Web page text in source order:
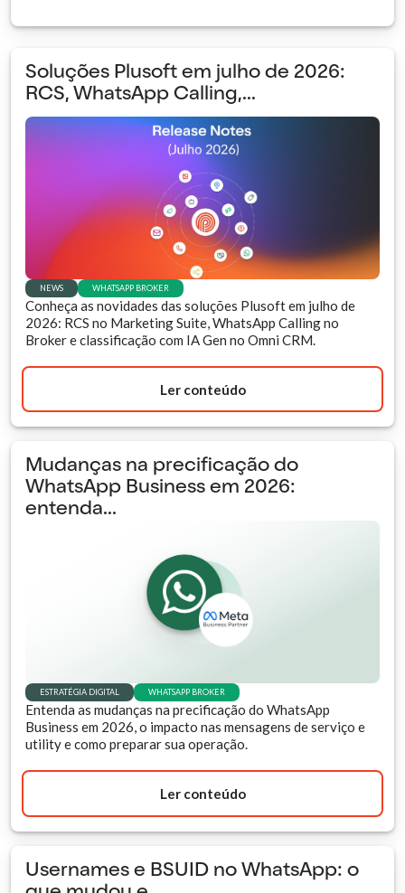
Soluções Plusoft em julho de 2026:
RCS, WhatsApp Calling,...
NEWS WHATSAPP BROKER
Conheça as novidades das soluções Plusoft em julho de
2026: RCS no Marketing Suite, WhatsApp Calling no
Broker e classificação com IA Gen no Omni CRM.
Ler conteúdo
Mudanças na precificação do
WhatsApp Business em 2026:
entenda...
ESTRATÉGIA DIGITAL WHATSAPP BROKER
Entenda as mudanças na precificação do WhatsApp
Business em 2026, o impacto nas mensagens de serviço e
utility e como preparar sua operação.
Ler conteúdo
Usernames e BSUID no WhatsApp: o